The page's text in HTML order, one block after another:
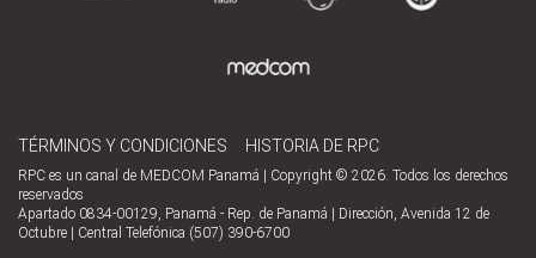
TÉRMINOS Y CONDICIONES HISTORIA DE RPC
RPC es un canal de MEDCOM Panamá | Copyright © 2026. Todos los derechos
reservados
Apartado 0834-00129, Panamá - Rep. de Panamá | Dirección, Avenida 12 de
Octubre | Central Telefónica (507) 390-6700